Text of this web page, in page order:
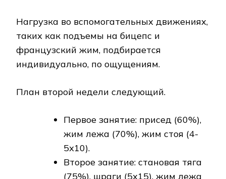
Нагрузка во вспомогательных движениях,
таких как подъемы на бицепс и
французский жим, подбирается
индивидуально, по ощущениям.
План второй недели следующий.
Первое занятие: присед (60%),
жим лежа (70%), жим стоя (4-
5х10).
Второе занятие: становая тяга
(75%), шраги (5х15), жим лежа